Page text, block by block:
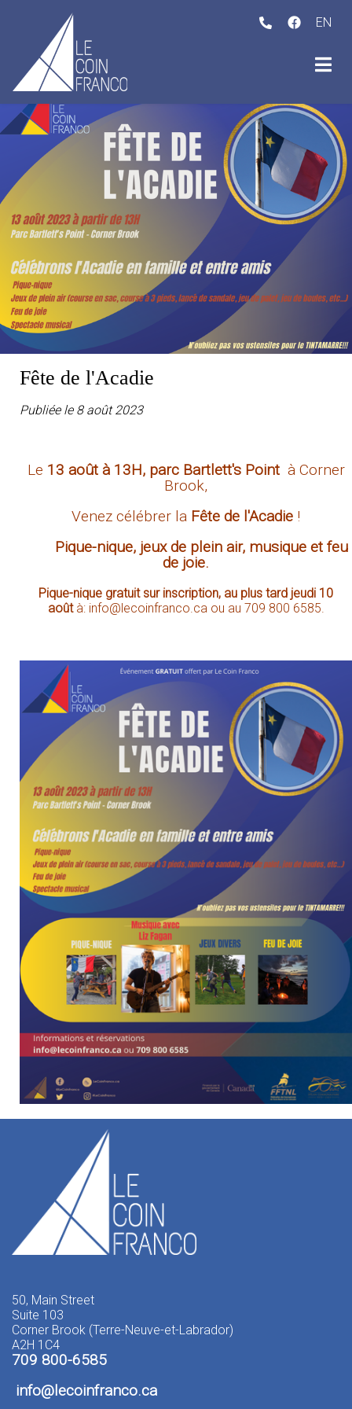
(Activités )
EN
Fête de l'Acadie
Publiée le 8 août 2023
Le 13 août à 13H, parc Bartlett's Point à Corner
Brook,
Venez célébrer la Fête de l'Acadie !
Pique-nique, jeux de plein air, musique et feu
de joie.
Pique-nique gratuit sur inscription, au plus tard jeudi 10
aoûtà: info@lecoinfranco.ca ou au 709 800 6585.
50, Main Street
Suite 103
Corner Brook (Terre-Neuve-et-Labrador)
A2H 1C4
709 800-6585
info@lecoinfranco.ca